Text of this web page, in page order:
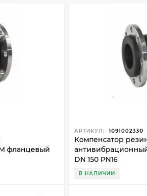
фланцевый
АРТИКУЛ: 1091002330
Компенсатор
DN 150 PN16
В НАЛИЧИИ